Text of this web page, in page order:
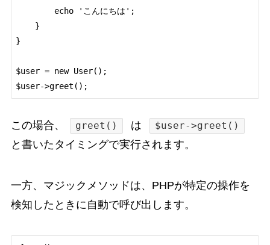
}
$user = new User();
$user->greet();
この場合、 greet() は $user->greet()
と書いたタイミングで実行されます。
一方、マジックメソッドは、PHPが特定の操作を
検知したときに自動で呼び出します。